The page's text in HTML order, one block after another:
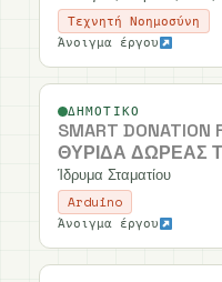
Τεχνητή Νοημοσύνη
Άνοιγμα έργου
ΔΗΜΟΤΙΚΌ
SMART
ΘΥΡΊΔΑ ΔΩΡΕΆΣ
Ίδρυμα Σταματίου
Arduino
Άνοιγμα έργου